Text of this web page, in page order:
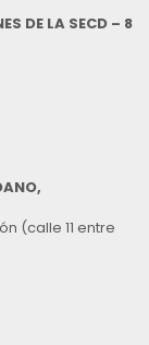
DE LA SECD – 8
(calle 11 entre